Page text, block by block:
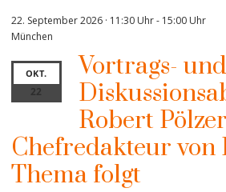
22. September 2026 · 11:30 Uhr- 15:00 Uhr
München
OKT.
22
Vortrags- und
Robert
Chefredakteur von
Thema folgt